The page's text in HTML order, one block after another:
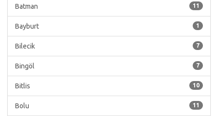
11
Batman
1
Bayburt
7
Bilecik
7
Bingöl
10
Bitlis
11
Bolu